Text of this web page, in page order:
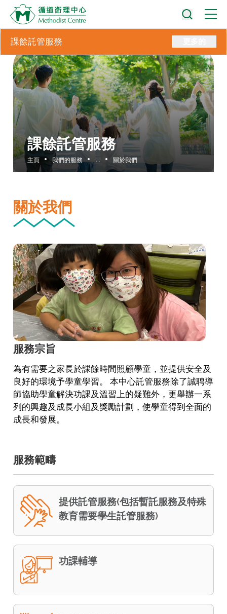
課餘託管服務
主頁 我們的服務 關於我們
課餘託管服務
關於我們
服務宗旨
為有需要之家長於課餘時間照顧學童，並提供安全及
良好的環境予學童學習。 本中心託管服務除了誠聘導
師協助學童解決功課及溫習上的疑難外，更舉辦一系
列的興趣及成長小組及獎勵計劃，使學童得到全面的
成長和發展。
服務範疇
提供託管服務(包括暫託服務及特殊
教育需要學生託管服務)
功課輔導